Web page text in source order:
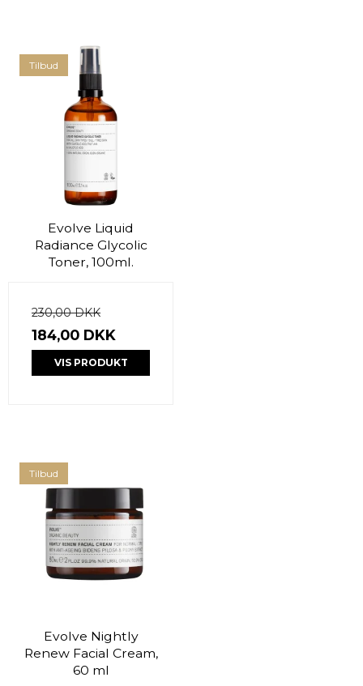
Tilbud
Evolve Liquid
Radiance Glycolic
Toner, 100ml.
230,00 DKK
184,00 DKK
VIS PRODUKT
Tilbud
Evolve Nightly
Renew Facial Cream,
60 ml